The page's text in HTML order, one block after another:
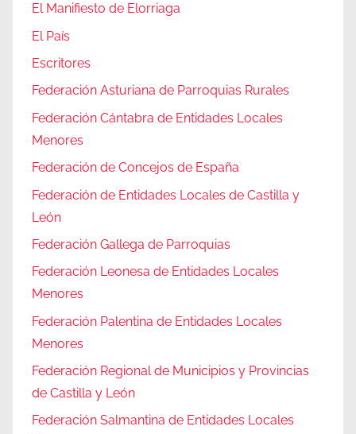
El Manifiesto de Elorriaga
El País
Escritores
Federación Asturiana de Parroquias Rurales
Federación Cántabra de Entidades Locales
Menores
Federación de Concejos de España
Federación de Entidades Locales de Castilla y
León
Federación Gallega de Parroquias
Federación Leonesa de Entidades Locales
Menores
Federación Palentina de Entidades Locales
Menores
Federación Regional de Municipios y Provincias
de Castilla y León
Federación Salmantina de Entidades Locales